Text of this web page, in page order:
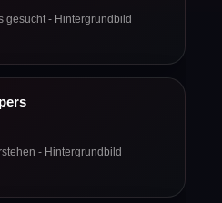
gesucht - Hintergrundbild
- Hintergrundbild